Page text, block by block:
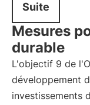
Suite
Mesures
durable
L'objectif 9 de
développement
investissements